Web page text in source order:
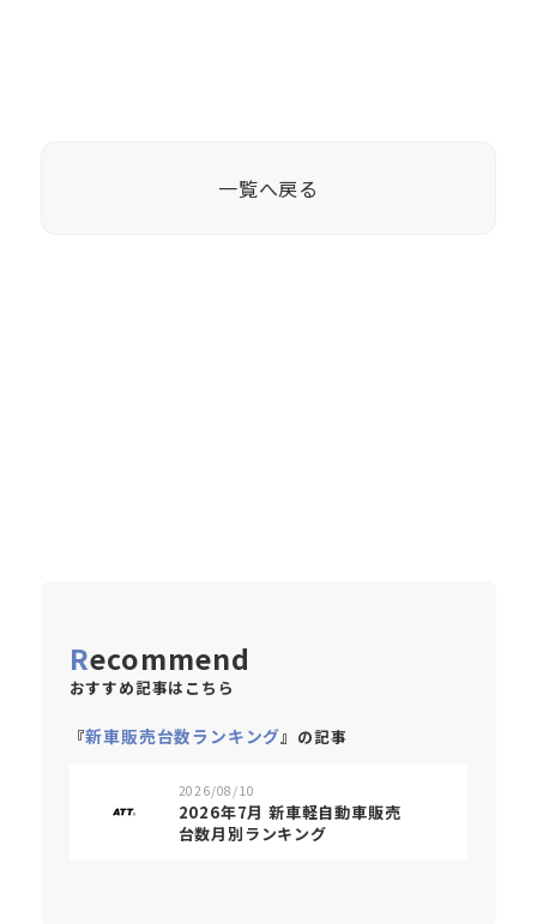
一覧へ戻る
Recommend
おすすめ記事はこちら
『新車販売台数ランキング』の記事
2026/08/10
2026年7月 新車軽自動車販売
台数月別ランキング